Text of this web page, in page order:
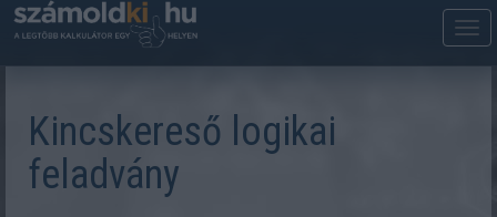
Kincskereső logikai
feladvány